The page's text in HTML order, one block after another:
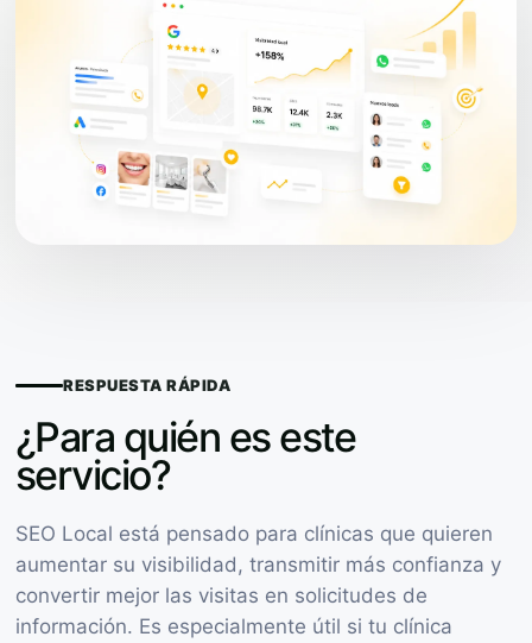
RESPUESTA RÁPIDA
¿Para quién es este
servicio?
SEO Local está pensado para clínicas que quieren
aumentar su visibilidad, transmitir más confianza y
convertir mejor las visitas en solicitudes de
información. Es especialmente útil si tu clínica